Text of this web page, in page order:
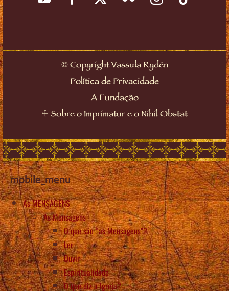
©Copyright Vassula Rydén
Política de Privacidade
A Fundação
☩ Sobre o Imprimatur e o Nihil Obstat
mobile_menu
As MENSAGENS
As Mensagens
O que são “as Mensagens”?
Ler
Ouvir
Espiritualidade
O que diz a Igreja?